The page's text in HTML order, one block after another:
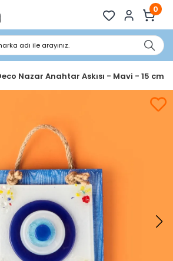
0
adı ile arayınız.
Nazar Anahtar Askısı - Mavi - 15 cm